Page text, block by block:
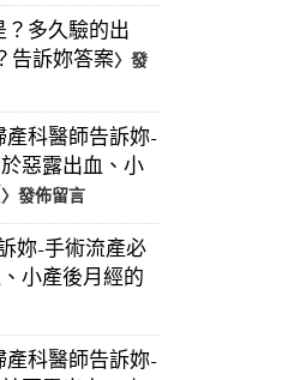
多久驗的出
告訴妳答案〉發
產科醫師告訴妳-
惡露出血、小
〉發佈留言
妳-手術流產必
小產後月經的
產科醫師告訴妳-